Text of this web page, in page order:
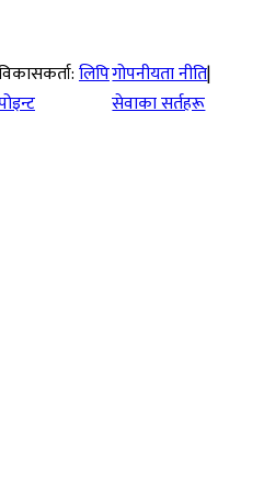
लिपिगोपनीयता नीति|
सेवाका सर्तहरू